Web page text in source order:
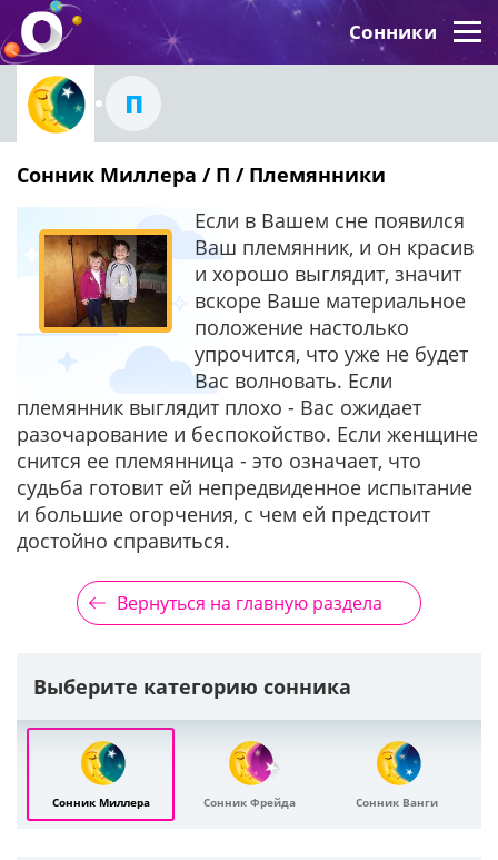
Сонники
П
Сонник Миллера / П / Племянники
Если в Вашем сне появился
Ваш племянник, и он красив
и хорошо выглядит, значит
вскоре Ваше материальное
положение настолько
упрочится, что уже не будет
Вас волновать. Если
племянник выглядит плохо - Вас ожидает
разочарование и беспокойство. Если женщине
снится ее племянница - это означает, что
судьба готовит ей непредвиденное испытание
и большие огорчения, с чем ей предстоит
достойно справиться.
Вернуться на главную раздела
Выберите категорию сонника
Сонник Миллера Сонник Фрейда Сонник Ванги